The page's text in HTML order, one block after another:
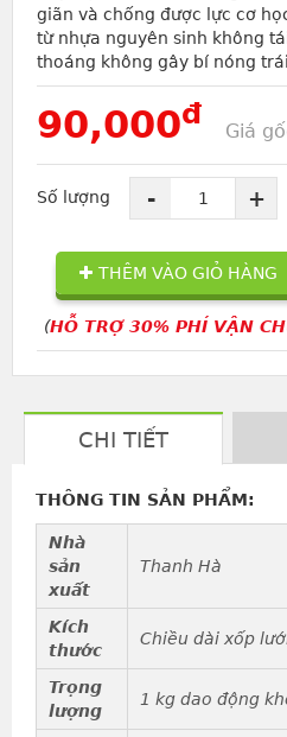
giãn và chống được lực cơ
từ nhựa nguyên sinh không
thoáng không gây bí nóng
90,000đ
Giá
Số lượng - +
THÊM VÀO GIỎ HÀNG
(HỖ TRỢ 30% PHÍ VẬN
CHI TIẾT
THÔNG TIN SẢN PHẨM:
Nhà
sản
xuất
Thanh Hà
Kích
thước
Chiều dài xốp
Trọng
lượng
1 kg dao động